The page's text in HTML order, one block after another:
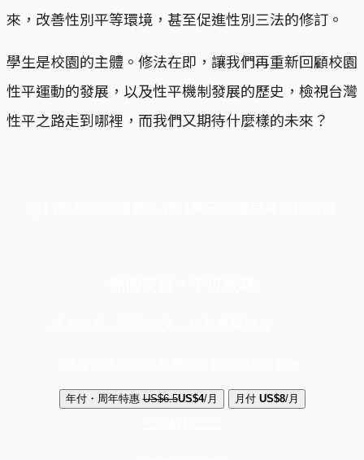
來，改善性別平等環境，甚至促進性別三法的修訂。
學生是校園的主體。修法在即，讓我們再重新回顧校園
性平運動的發展，以及性平機制發展的歷史，檢視台灣
性平之路走到哪裡，而我們又期待什麼樣的未來？
年付・周年特惠 US$6.5US$4/月 月付 US$8/月